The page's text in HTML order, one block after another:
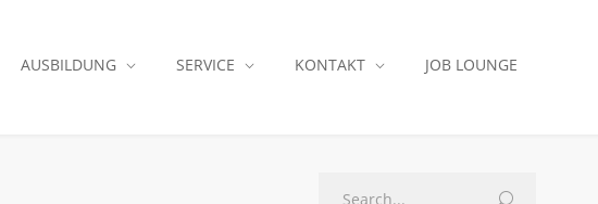
AUSBILDUNG SERVICE KONTAKT JOB LOUNGE